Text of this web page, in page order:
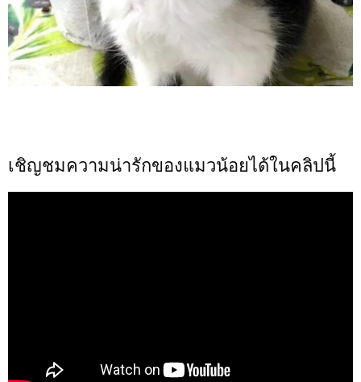
เชิญชมความน่ารักของแมวน้อยได้ในคลิปนี้